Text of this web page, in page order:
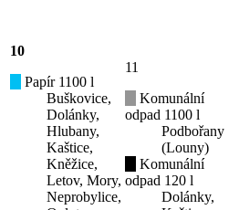
10
Papír 1100 l
Buškovice,
Dolánky,
Hlubany,
Kaštice,
Kněžice,
Letov, Mory,
Neprobylice,
11
Komunální
odpad 1100 l
Podbořany
(Louny)
Komunální
odpad 120 l
Dolánky,